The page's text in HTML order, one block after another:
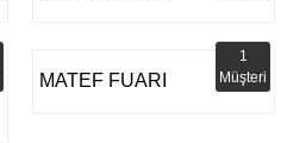
MATEF FUARI
1
Müşteri